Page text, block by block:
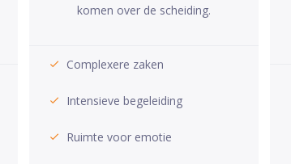
komen over de scheiding.
Complexere zaken
Intensieve begeleiding
Ruimte voor emotie